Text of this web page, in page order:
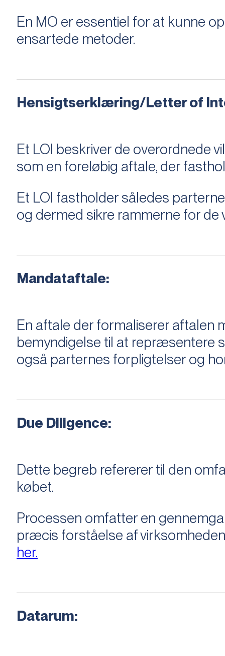
En MO er essentiel for at kunne
ensartede metoder.
Hensigtserklæring/Letter of
Et LOI beskriver de overordnede
som en foreløbig aftale, der
Et LOI fastholder således
og dermed sikre rammerne for de
Mandataftale:
En aftale der formaliserer
bemyndigelse til at repræsentere
også parternes forpligtelser og
Due Diligence:
Dette begreb refererer til den
købet.
Processen omfatter en
præcis forståelse af
her.
Datarum: